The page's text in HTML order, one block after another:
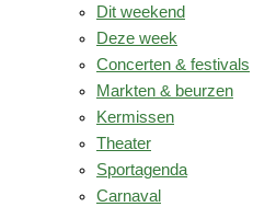
Dit weekend
Deze week
Concerten & festivals
Markten & beurzen
Kermissen
Theater
Sportagenda
Carnaval